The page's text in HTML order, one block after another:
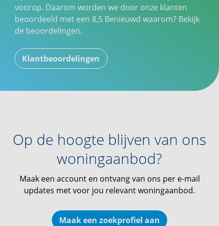
voorop. Daarom worden we door onze klanten
beoordeeld met een 8,5 Benieuwd waarom? Bekijk
de beoordelingen.
Klantbeoordelingen
Op de hoogte blijven van ons
woningaanbod?
Maak een account en ontvang van ons per e-mail
updates met voor jou relevant woningaanbod.
Maak een zoekprofiel aan